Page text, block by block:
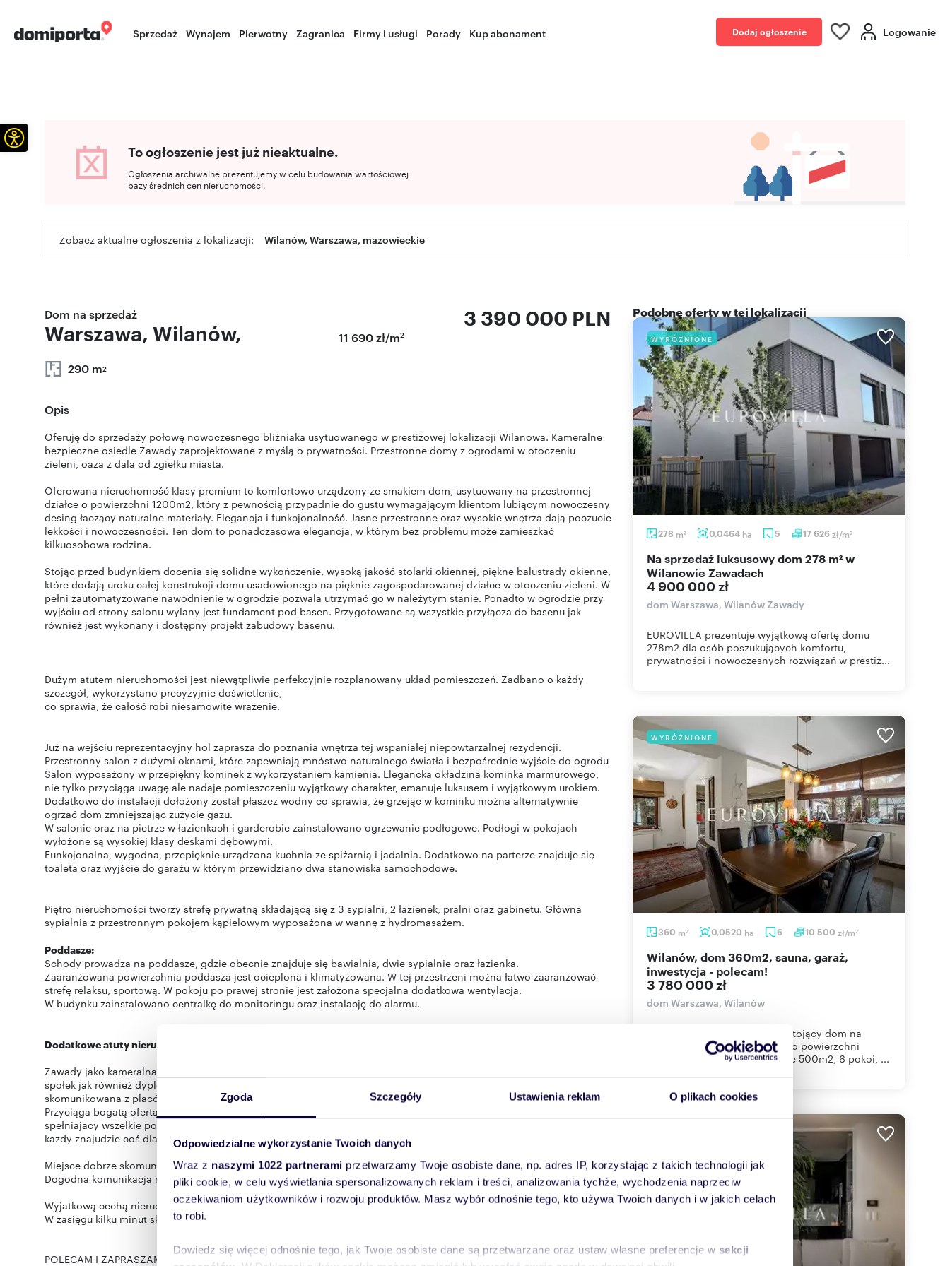
Zgoda Szczegóły Ustawienia reklam O plikach cookies
Odpowiedzialne wykorzystanie Twoich danych
Wraz z naszymi 1022 partnerami przetwarzamy Twoje osobiste dane, np. adres IP, korzystając z takich technologii jak
pliki cookie, w celu wyświetlania spersonalizowanych reklam i treści, analizowania tychże, wychodzenia naprzeciw
oczekiwaniom użytkowników i rozwoju produktów. Masz wybór odnośnie tego, kto używa Twoich danych i w jakich celach
to robi.
Dowiedz się więcej odnośnie tego, jak Twoje osobiste dane są przetwarzane oraz ustaw własne preferencje w sekcji
Sprzedaż Wynajem Pierwotny Zagranica Firmy i usługi Porady Kup abonament Dodaj ogłoszenie Logowanie
To ogłoszenie jest już nieaktualne.
Ogłoszenia archiwalne prezentujemy w celu budowania wartościowej
bazy średnich cen nieruchomości.
Zobacz aktualne ogłoszenia z lokalizacji: Wilanów, Warszawa, mazowieckie
Dom na sprzedaż
Warszawa, Wilanów,
290 m2
3 390 000 PLN
11 690 zł/m2
Opis
Oferuję do sprzedaży połowę nowoczesnego bliżniaka usytuowanego w prestiżowej lokalizacji Wilanowa. Kameralne
bezpieczne osiedle Zawady zaprojektowane z myślą o prywatności. Przestronne domy z ogrodami w otoczeniu
zieleni, oaza z dala od zgiełku miasta.
Oferowana nieruchomość klasy premium to komfortowo urządzony ze smakiem dom, usytuowany na przestronnej
działce o powierzchni 1200m2, który z pewnością przypadnie do gustu wymagającym klientom lubiącym nowoczesny
desing łaczący naturalne materiały. Elegancja i funkcjonalność. Jasne przestronne oraz wysokie wnętrza dają poczucie
lekkości i nowoczesności. Ten dom to ponadczasowa elegancja, w którym bez problemu może zamieszkać
kilkuosobowa rodzina.
Stojąc przed budynkiem docenia się solidne wykończenie, wysoką jakość stolarki okiennej, piękne balustrady okienne,
które dodają uroku całej konstrukcji domu usadowionego na pięknie zagospodarowanej działce w otoczeniu zieleni. W
pełni zautomatyzowane nawodnienie w ogrodzie pozwala utrzymać go w należytym stanie. Ponadto w ogrodzie przy
wyjściu od strony salonu wylany jest fundament pod basen. Przygotowane są wszystkie przyłącza do basenu jak
również jest wykonany i dostępny projekt zabudowy basenu.
Dużym atutem nieruchomości jest niewątpliwie perfekcyjnie rozplanowany układ pomieszczeń. Zadbano o każdy
szczegół, wykorzystano precyzyjnie doświetlenie,
co sprawia, że całość robi niesamowite wrażenie.
Już na wejściu reprezentacyjny hol zaprasza do poznania wnętrza tej wspaniałej niepowtarzalnej rezydencji.
Przestronny salon z dużymi oknami, które zapewniają mnóstwo naturalnego światła i bezpośrednie wyjście do ogrodu
Salon wyposażony w przepiękny kominek z wykorzystaniem kamienia. Elegancka okładzina kominka marmurowego,
nie tylko przyciąga uwagę ale nadaje pomieszczeniu wyjątkowy charakter, emanuje luksusem i wyjątkowym urokiem.
Dodatkowo do instalacji dołożony został płaszcz wodny co sprawia, że grzejąc w kominku można alternatywnie
ogrzać dom zmniejszając zużycie gazu.
W salonie oraz na pietrze w łazienkach i garderobie zainstalowano ogrzewanie podłogowe. Podłogi w pokojach
wyłożone są wysokiej klasy deskami dębowymi.
Funkcjonalna, wygodna, przepięknie urządzona kuchnia ze spiżarnią i jadalnia. Dodatkowo na parterze znajduje się
toaleta oraz wyjście do garażu w którym przewidziano dwa stanowiska samochodowe.
Piętro nieruchomości tworzy strefę prywatną składającą się z 3 sypialni, 2 łazienek, pralni oraz gabinetu. Główna
sypialnia z przestronnym pokojem kąpielowym wyposażona w wannę z hydromasażem.
Poddasze:
Schody prowadza na poddasze, gdzie obecnie znajduje się bawialnia, dwie sypialnie oraz łazienka.
Zaaranżowana powierzchnia poddasza jest ocieplona i klimatyzowana. W tej przestrzeni można łatwo zaaranżować
strefę relaksu, sportową. W pokoju po prawej stronie jest założona specjalna dodatkowa wentylacja.
W budynku zainstalowano centralkę do monitoringu oraz instalację do alarmu.
Dodatkowe atuty nieruchomości:
Zawady jako kameralna, młoda dzielnica jest bezpieczna, zamieszkana min. przez Prezesów, Menagerów dużych
spółek jak również dyplomatów przebywajacych w stolicy w ramach umów kontraktowych. Dzielnica świetnie
skomunikowana z placówkami edukacyjnymi począwszy od przedszkola po szkoły ponadpodstawowe.
Przyciąga bogatą ofertą sportową i kulturalną. Miejsce odpoczynku, rozwoju osobistego i inspiracji. Kompleks
spełniajacy wszelkie potrzeby, który przyciąga bogata ofertą kulturalną. Artystyczną i edukacyjną aprzestrzeń w której
kazdy znajudzie coś dla siebie.
Miejsce dobrze skomunikowane z Centrum Warszawy, dojazd zajmuje nie więcej niż 30 minut.
Dogodna komunikacja miejska znajduje się w niedalekiej odległości od nieruchomości
Wyjatkową cechą nieruchomości jest niewątpliwie zapewniona pełna infrastruktura handlowo -usługowa
W zasięgu kilku minut sklepy, centra handlowe, restauracje, punkty usługowe i medyczne.
POLECAM I ZAPRASZAM NA PREZENTACJĘ
Podobne oferty w tej lokalizacji
WYRÓŻNIONE
278 m2 0,0464 ha 5 17 626zł/m2
Na sprzedaż luksusowy dom 278 m² w
Wilanowie Zawadach
4 900 000 zł
dom Warszawa, Wilanów Zawady
EUROVILLA prezentuje wyjątkową ofertę domu
278m2 dla osób poszukujących komfortu,
prywatności i nowoczesnych rozwiązań w prestiż...
WYRÓŻNIONE
360 m2 0,0520 ha 6 10 500 zł/m2
Wilanów, dom 360m2, sauna, garaż,
inwestycja - polecam!
3 780 000 zł
dom Warszawa, Wilanów
EUROVILLA prezentuje wolnostojący dom na
sprzedaż w Starym Wilanowie o powierzchni
360m2, usytuowany na działce 500m2, 6 pokoi, ...
Otwórz pasek narzędzi